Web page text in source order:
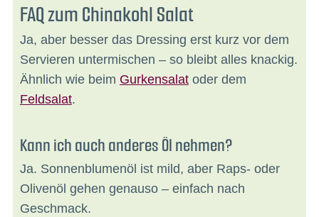
FAQ zum Chinakohl Salat
Ja, aber besser das Dressing erst kurz vor dem
Servieren untermischen – so bleibt alles knackig.
Ähnlich wie beim Gurkensalatoder dem
Feldsalat.
Kann ich auch anderes Öl nehmen?
Ja. Sonnenblumenöl ist mild, aber Raps- oder
Olivenöl gehen genauso – einfach nach
Geschmack.